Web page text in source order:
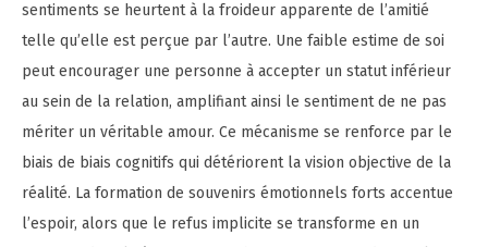
sentiments se heurtent à la froideur apparente de l’amitié
telle qu’elle est perçue par l’autre. Une faible estime de soi
peut encourager une personne à accepter un statut inférieur
au sein de la relation, amplifiant ainsi le sentiment de ne pas
mériter un véritable amour. Ce mécanisme se renforce par le
biais de biais cognitifs qui détériorent la vision objective de la
réalité. La formation de souvenirs émotionnels forts accentue
l’espoir, alors que le refus implicite se transforme en un